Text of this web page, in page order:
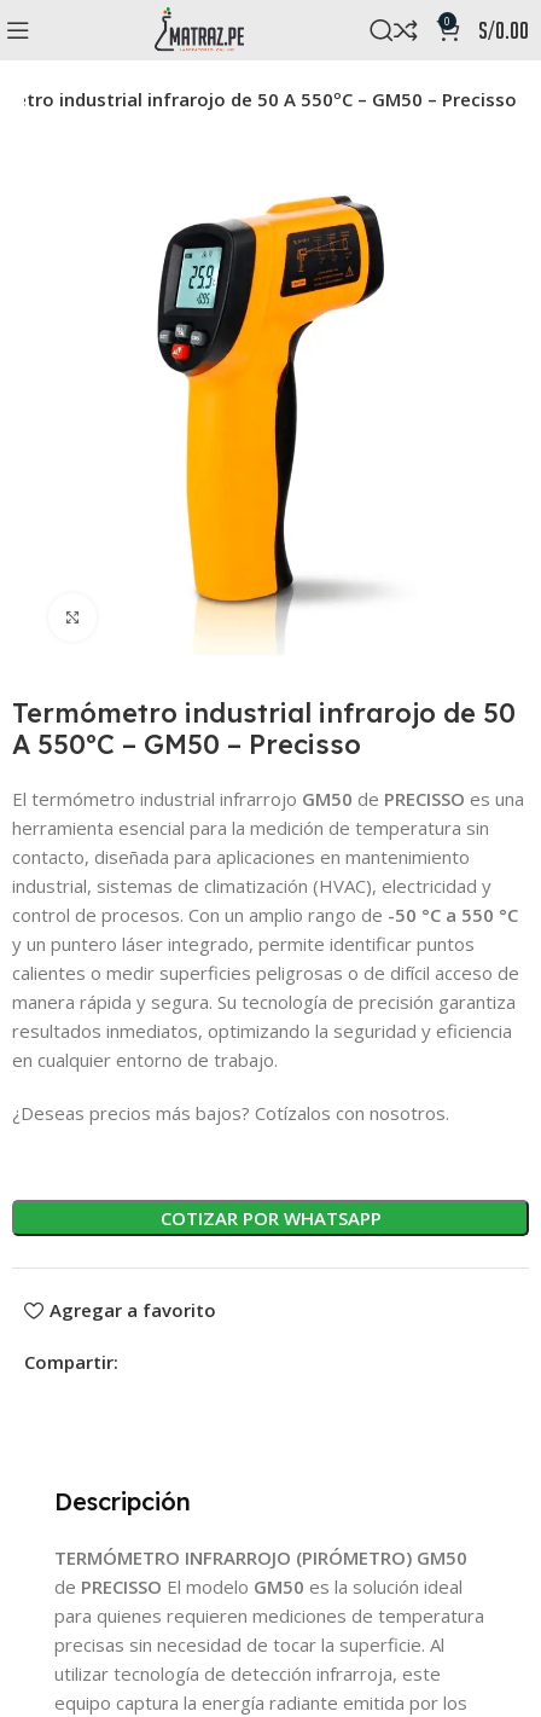
0 s/0.00
industrial infrarojo de 50 A 550ºC – GM50 – Precisso
Click to enlarge
Termómetro industrial infrarojo de 50
A 550ºC – GM50 – Precisso
El termómetro industrial infrarrojo GM50 de PRECISSO es una
herramienta esencial para la medición de temperatura sin
contacto, diseñada para aplicaciones en mantenimiento
industrial, sistemas de climatización (HVAC), electricidad y
control de procesos. Con un amplio rango de -50 °C a 550 °C
y un puntero láser integrado, permite identificar puntos
calientes o medir superficies peligrosas o de difícil acceso de
manera rápida y segura. Su tecnología de precisión garantiza
resultados inmediatos, optimizando la seguridad y eficiencia
en cualquier entorno de trabajo.
¿Deseas precios más bajos? Cotízalos con nosotros.
COTIZAR POR WHATSAPP
Agregar a favorito
Compartir:
Descripción
TERMÓMETRO INFRARROJO (PIRÓMETRO) GM50
de PRECISSO El modelo GM50 es la solución ideal
para quienes requieren mediciones de temperatura
precisas sin necesidad de tocar la superficie. Al
utilizar tecnología de detección infrarroja, este
equipo captura la energía radiante emitida por los